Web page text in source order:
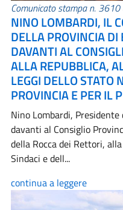
Comunicato stampa n.
NINO LOMBARDI, IL
DELLA PROVINCIA
DAVANTI AL
ALLA REPUBBLICA,
LEGGI DELLO STATO
PROVINCIA E PER IL
Nino Lombardi,
davanti al Consiglio
della Rocca dei Rettori,
Sindaci e dell...
continua a leggere